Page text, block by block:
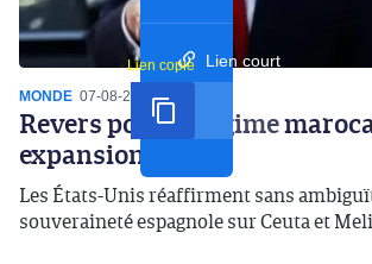
Lien court
Lien copié
MONDE 07-08-2026 16:59
Revers pour le régime
expansionniste
Les États-Unis réaffirment sans
souveraineté espagnole sur Ceuta et